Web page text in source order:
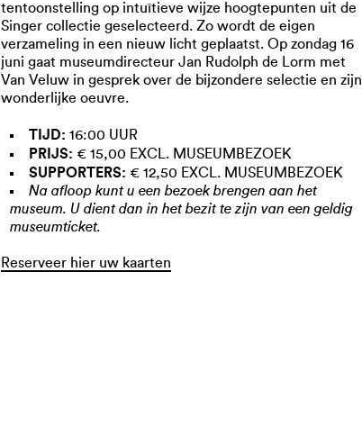
tentoonstelling op intuïtieve wijze hoogtepunten uit de
Singer collectie geselecteerd. Zo wordt de eigen
verzameling in een nieuw licht geplaatst. Op zondag 16
juni gaat museumdirecteur Jan Rudolph de Lorm met
Van Veluw in gesprek over de bijzondere selectie en zijn
wonderlijke oeuvre.
TIJD: 16:00 UUR
PRIJS: € 15,00 EXCL. MUSEUMBEZOEK
SUPPORTERS: € 12,50 EXCL. MUSEUMBEZOEK
Na afloop kunt u een bezoek brengen aan het
museum. U dient dan in het bezit te zijn van een geldig
museumticket.
Reserveer hier uw kaarten